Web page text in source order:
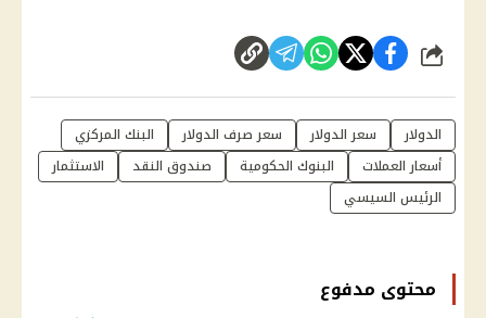
شارك
الدولار سعر الدولار سعر صرف الدولار
البنك المركزي
أسعار العملات
البنوك الحكومية صندوق النقد
الاستثمار
الرئيس السيسي
محتوى مدفوع